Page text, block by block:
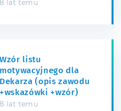
8 lat temu
Wzór listu
motywacyjnego dla
Dekarza (opis zawodu
+wskazówki +wzór)
8 lat temu